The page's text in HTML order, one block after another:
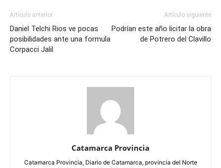
Artículo anterior
Daniel Telchi Rios ve pocas
posibilidades ante una formula
Corpacci Jalil
Artículo siguiente
Podrían este año licitar la obra
de Potrero del Clavillo
Catamarca Provincia
Catamarca Provincia, Diario de Catamarca, provincia del Norte